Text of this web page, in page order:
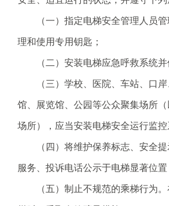
（一）指定电梯安全管理人员管
理和使用专用钥匙；
（二）安装电梯应急呼救系统并
（三）学校、医院、车站、口岸
馆、展览馆、公园等公众聚集场所
场所），应当安装电梯安全运行监控
（四）将维护保养标志、安全提
服务、投诉电话公示于电梯显著位置
（五）制止不规范的乘梯行为。